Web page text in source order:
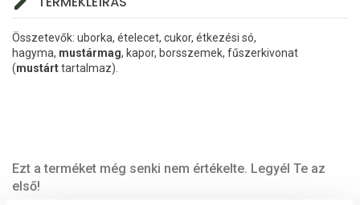
Összetevők: uborka, ételecet, cukor, étkezési só,
hagyma, mustármag, kapor, borsszemek, fűszerkivonat
(mustárttartalmaz).
Ezt a terméket még senki nem értékelte. Legyél Te az
első!